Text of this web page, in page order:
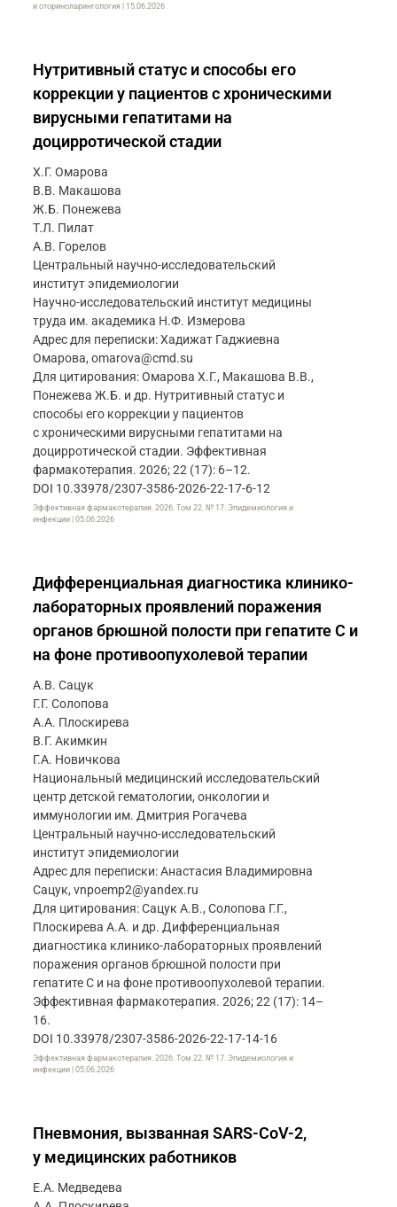
и оториноларингология | 15.06.2026
Нутритивный статус и способы его
коррекции у пациентов с хроническими
вирусными гепатитами на
доцирротической стадии
Х.Г. Омарова
В.В. Макашова
Ж.Б. Понежева
Т.Л. Пилат
А.В. Горелов
Центральный научно-исследовательский
институт эпидемиологии
Научно-исследовательский институт медицины
труда им. академика Н.Ф. Измерова
Адрес для переписки: Хадижат Гаджиевна
Омарова, omarova@cmd.su
Для цитирования: Омарова Х.Г., Макашова В.В.,
Понежева Ж.Б. и др. Нутритивный статус и
способы его коррекции у пациентов
с хроническими вирусными гепатитами на
доцирротической стадии. Эффективная
фармакотерапия. 2026; 22 (17): 6–12.
DOI 10.33978/2307-3586-2026-22-17-6-12
Эффективная фармакотерапия. 2026. Том 22. № 17. Эпидемиология и
инфекции | 05.06.2026
Дифференциальная диагностика клинико-
лабораторных проявлений поражения
органов брюшной полости при гепатите C и
на фоне противоопухолевой терапии
А.В. Сацук
Г.Г. Солопова
А.А. Плоскирева
В.Г. Акимкин
Г.А. Новичкова
Национальный медицинский исследовательский
центр детской гематологии, онкологии и
иммунологии им. Дмитрия Рогачева
Центральный научно-исследовательский
институт эпидемиологии
Адрес для переписки: Анастасия Владимировна
Сацук, vnpoemp2@yandex.ru
Для цитирования: Сацук А.В., Солопова Г.Г.,
Плоскирева А.А. и др. Дифференциальная
диагностика клинико-лабораторных проявлений
поражения органов брюшной полости при
гепатите C и на фоне противоопухолевой терапии.
Эффективная фармакотерапия. 2026; 22 (17): 14–
16.
DOI 10.33978/2307-3586-2026-22-17-14-16
Эффективная фармакотерапия. 2026. Том 22. № 17. Эпидемиология и
инфекции | 05.06.2026
Пневмония, вызванная SARS-CoV-2,
у медицинских работников
Е.А. Медведева